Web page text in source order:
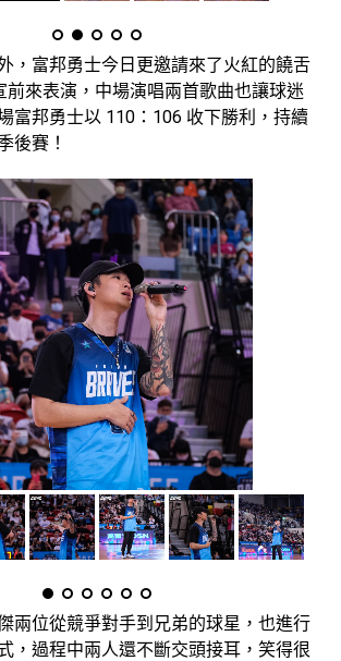
，富邦勇士今日更邀請來了火紅的饒舌
前來表演，中場演唱兩首歌曲也讓球迷
富邦勇士以 110：106 收下勝利，持續
後賽！
兩位從競爭對手到兄弟的球星，也進行
，過程中兩人還不斷交頭接耳，笑得很